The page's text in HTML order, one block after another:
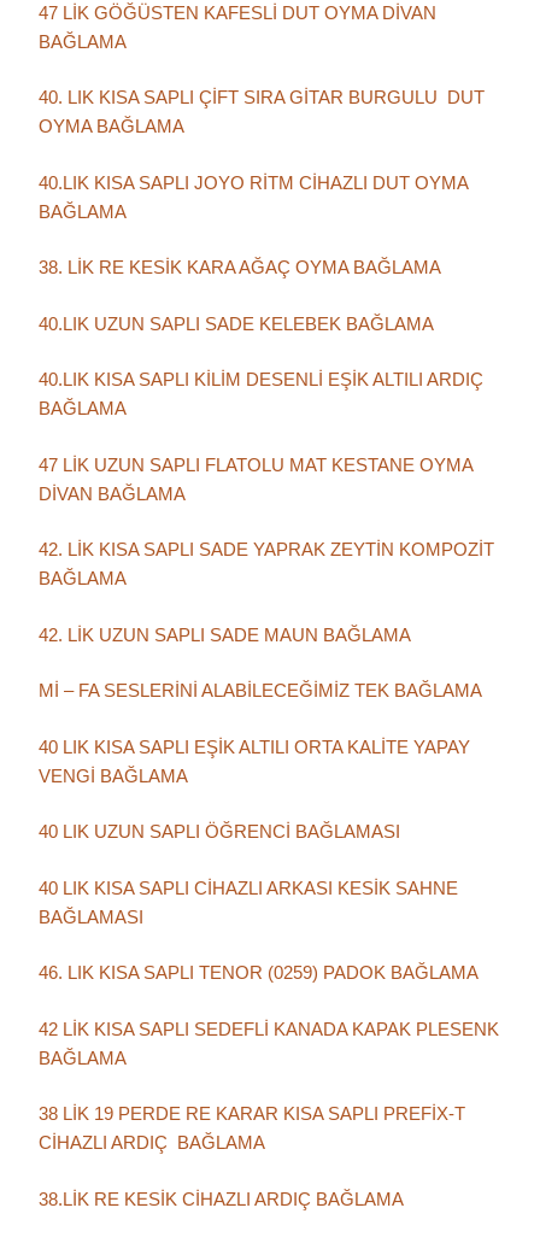
47 LİK GÖĞÜSTEN KAFESLİ DUT OYMA DİVAN
BAĞLAMA
40. LIK KISA SAPLI ÇİFT SIRA GİTAR BURGULU DUT
OYMA BAĞLAMA
40.LIK KISA SAPLI JOYO RİTM CİHAZLI DUT OYMA
BAĞLAMA
38. LİK RE KESİK KARA AĞAÇ OYMA BAĞLAMA
40.LIK UZUN SAPLI SADE KELEBEK BAĞLAMA
40.LIK KISA SAPLI KİLİM DESENLİ EŞİK ALTILI ARDIÇ
BAĞLAMA
47 LİK UZUN SAPLI FLATOLU MAT KESTANE OYMA
DİVAN BAĞLAMA
42. LİK KISA SAPLI SADE YAPRAK ZEYTİN KOMPOZİT
BAĞLAMA
42. LİK UZUN SAPLI SADE MAUN BAĞLAMA
Mİ – FA SESLERİNİ ALABİLECEĞİMİZ TEK BAĞLAMA
40 LIK KISA SAPLI EŞİK ALTILI ORTA KALİTE YAPAY
VENGİ BAĞLAMA
40 LIK UZUN SAPLI ÖĞRENCİ BAĞLAMASI
40 LIK KISA SAPLI CİHAZLI ARKASI KESİK SAHNE
BAĞLAMASI
46. LIK KISA SAPLI TENOR (0259) PADOK BAĞLAMA
42 LİK KISA SAPLI SEDEFLİ KANADA KAPAK PLESENK
BAĞLAMA
38 LİK 19 PERDE RE KARAR KISA SAPLI PREFİX-T
CİHAZLI ARDIÇ BAĞLAMA
38.LİK RE KESİK CİHAZLI ARDIÇ BAĞLAMA